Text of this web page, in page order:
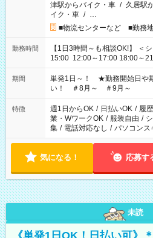
津駅からバイク・車 / 久居駅
イク・車 / …
■物流センターなど ■勤務
勤務時間
【1日3時間～も相談OK!】 ＜シフト例＞ 9:00～12:00 10:00～
15:00 12:00～17:00 18:00～21:00 など こちら
お気軽にご相談ください！
期間
単発1日～！ ★勤務開始日や
い！ ＃8月～ ＃9月～
特徴 週1日からOK / 日払いOK / 履
業・WワークOK / 服装自由 /
集 / 電話対応なし / パソコンス
気になる！ 応募す
未読
《単発1日OK！日払い可》